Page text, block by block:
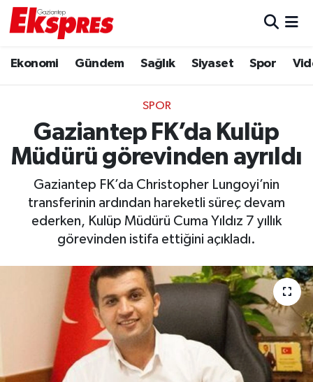
Ekonomi Gündem Sağlık Siyaset Spor
SPOR
Gaziantep FK’da Kulüp
Müdürü görevinden ayrıldı
Gaziantep FK’da Christopher Lungoyi’nin
transferinin ardından hareketli süreç devam
ederken, Kulüp Müdürü Cuma Yıldız 7 yıllık
görevinden istifa ettiğini açıkladı.
Ekonomi
Gaziantep son dakika
Genel
Gündem
Haberler
Kültür Sanat
Magazin
Müzik
Piyasa
Trafik Durumu
Puan Durumu ve Fikstür
Tüm Manşetler
Son Dakika Haberleri
Haber Arşivi